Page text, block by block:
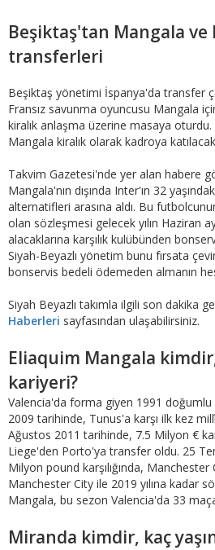
Beşiktaş'tan Mangala ve
transferleri
Beşiktaş yönetimi İspanya'da transfer
Fransız savunma oyuncusu Mangala
kiralık anlaşma üzerine masaya
Mangala kiralık olarak kadroya
Takvim Gazetesi'nde yer alan habere
Mangala'nın dışında Inter'ın 32
alternatifleri arasına aldı. Bu
olan sözleşmesi gelecek yılın Haziran
alacaklarına karşılık kulübünden
Siyah-Beyazlı yönetim bunu fırsata
bonservis bedeli ödemeden almanın
Siyah Beyazlı takımla ilgili son dakika
Haberleri sayfasından ulaşabilirsiniz.
Eliaquim Mangala
kariyeri?
Valencia'da forma giyen 1991 doğumlu
2009 tarihinde, Tunus'a karşı ilk kez
Ağustos 2011 tarihinde, 7.5 Milyon €
Liege'den Porto'ya transfer oldu. 25
Milyon pound karşılığında,
Manchester City ile 2019 yılına kadar
Mangala, bu sezon Valencia'da 33
Miranda kimdir, kaç